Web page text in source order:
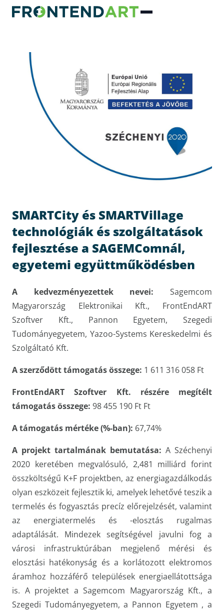
SMARTCity és SMARTVillage
technológiák és szolgáltatások
fejlesztése a SAGEMComnál,
egyetemi együttműködésben
A kedvezményezettek nevei: Sagemcom
Magyarország Elektronikai Kft., FrontEndART
Szoftver Kft., Pannon Egyetem, Szegedi
Tudományegyetem, Yazoo-Systems Kereskedelmi és
Szolgáltató Kft.
A szerződött támogatás összege: 1 611 316 058 Ft
FrontEndART Szoftver Kft. részére megítélt
támogatás összege: 98 455 190 Ft Ft
A támogatás mértéke (%-ban): 67,74%
A projekt tartalmának bemutatása: A Széchenyi
2020 keretében megvalósuló, 2,481 milliárd forint
összköltségű K+F projektben, az energiagazdálkodás
olyan eszközeit fejlesztik ki, amelyek lehetővé teszik a
termelés és fogyasztás precíz előrejelzését, valamint
az energiatermelés és -elosztás rugalmas
adaptálását. Mindezek segítségével javulni fog a
városi infrastruktúrában megjelenő mérési és
elosztási hatékonyság és a korlátozott elektromos
áramhoz hozzáférő települések energiaellátottsága
is. A projektet a Sagemcom Magyarország Kft., a
Szegedi Tudományegyetem, a Pannon Egyetem , a